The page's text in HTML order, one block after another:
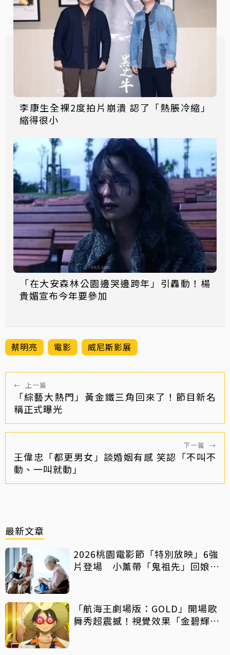
李康生全裸2度拍片崩潰 認了「熱脹冷縮」
縮得很小
「在大安森林公園邊哭邊跨年」引轟動！楊
貴媚宣布今年要參加
蔡明亮 電影 威尼斯影展
← 上一篇
「綜藝大熱門」黃金鐵三角回來了！節目新名
稱正式曝光
下一篇 →
王偉忠「都更男女」談婚姻有感 笑認「不叫不
動、一叫就動」
最新文章
2026桃園電影節「特別放映」6強
片登場 小薰帶「鬼祖先」回娘
「航海王劇場版：GOLD」開場歌
舞秀超震撼！視覺效果「金碧輝